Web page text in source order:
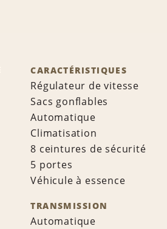
CARACTÉRISTIQUES
Régulateur de vitesse
Sacs gonflables
Automatique
Climatisation
8 ceintures de sécurité
5 portes
Véhicule à essence
TRANSMISSION
Automatique